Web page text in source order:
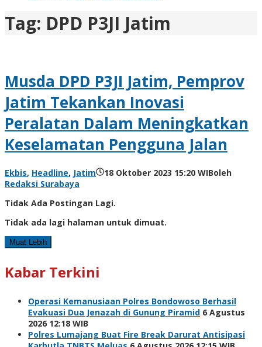
Tag: DPD P3JI Jatim
Musda DPD P3JI Jatim, Pemprov
Jatim Tekankan Inovasi
Peralatan Dalam Meningkatkan
Keselamatan Pengguna Jalan
Ekbis, Headline, Jatim 18 Oktober 2023 15:20 WIBoleh
Redaksi Surabaya
Tidak Ada Postingan Lagi.
Tidak ada lagi halaman untuk dimuat.
Muat Lebih
Kabar Terkini
Operasi Kemanusiaan Polres Bondowoso Berhasil
Evakuasi Dua Jenazah di Gunung Piramid 6 Agustus
2026 12:18 WIB
Polres Lumajang Buat Fire Break Darurat Antisipasi